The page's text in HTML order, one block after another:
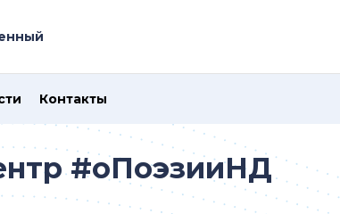
Контакты
#оПоэзииНД